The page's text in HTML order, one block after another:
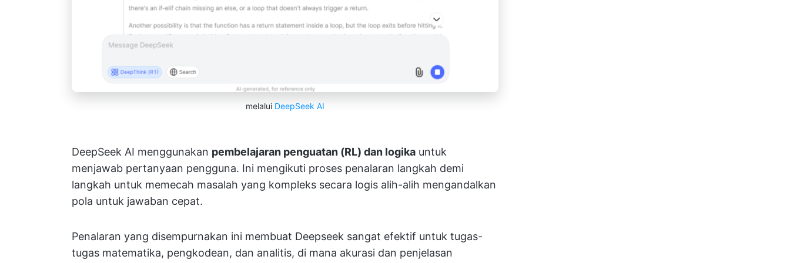
melalui DeepSeek AI
DeepSeek AI menggunakan pembelajaran penguatan (RL) dan logika untuk
menjawab pertanyaan pengguna. Ini mengikuti proses penalaran langkah demi
langkah untuk memecah masalah yang kompleks secara logis alih-alih mengandalkan
pola untuk jawaban cepat.
Penalaran yang disempurnakan ini membuat Deepseek sangat efektif untuk tugas-
tugas matematika, pengkodean, dan analitis, di mana akurasi dan penjelasan